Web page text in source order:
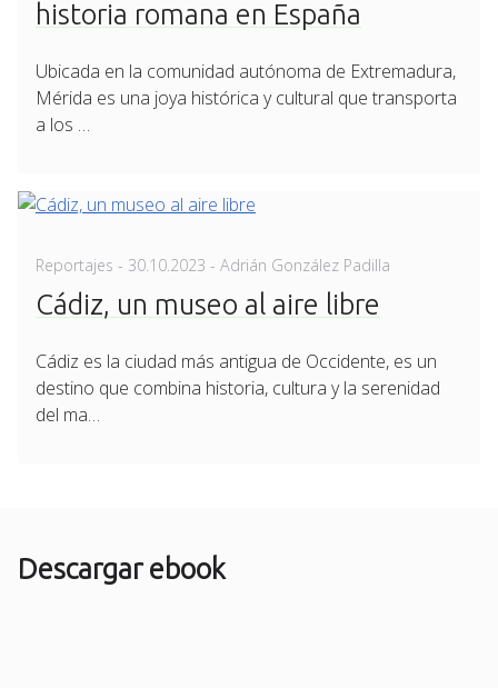
historia romana en España
Ubicada en la comunidad autónoma de Extremadura,
Mérida es una joya histórica y cultural que transporta
a los …
Reportajes - Posted
30.10.2023 - Adrián González Padilla
Cádiz, un museo al aire libre
Cádiz es la ciudad más antigua de Occidente, es un
destino que combina historia, cultura y la serenidad
del ma…
Descargar ebook